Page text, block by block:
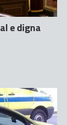
e digna